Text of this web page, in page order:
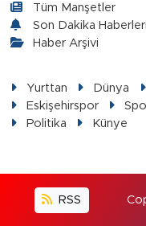
Tüm Manşetler
Son Dakika Haberleri
Haber Arşivi
Yurttan Dünya
Eskişehirspor
Politika
Künye
RSS